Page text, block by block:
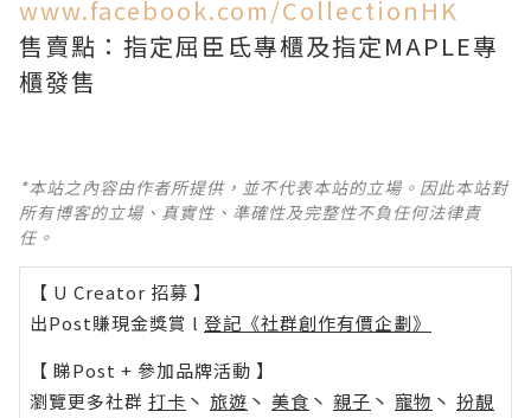
www.facebook.com/CollectionHK
售賣點：指定屈臣氐專櫃及指定MAPLE專
櫃發售
*本站之內容由作者所提供，並不代表本站的立場。因此本站對
所有博客的立場、真實性、準確性及完整性不負任何法律責
任。
【 U Creator 招募 】
出Post賺現金獎賞 l 登記《社群創作有價企劃》
【 睇Post + 參加品牌活動 】
瀏覽更多社群 打卡 丶 旅遊 丶 美食 丶 親子 丶 寵物 丶 扮靚